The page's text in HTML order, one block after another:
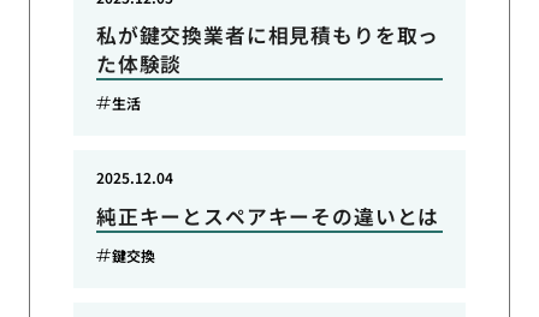
私が鍵交換業者に相見積もりを取っ
た体験談
生活
純正キーとスペアキーその違いとは
2025.12.04
鍵交換